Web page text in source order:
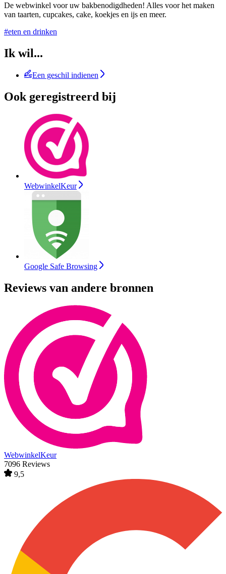
De webwinkel voor uw bakbenodigdheden! Alles voor het maken
van taarten, cupcakes, cake, koekjes en ijs en meer.
#eten en drinken
Ik wil...
Een geschil indienen
Ook geregistreerd bij
WebwinkelKeur
Google Safe Browsing
Reviews van andere bronnen
WebwinkelKeur
7096 Reviews
9,5